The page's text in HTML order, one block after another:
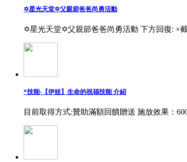
✡星光天堂✡父親節爸爸尚勇活動
✡星光天堂✡父親節爸爸尚勇活動 下方回復: ×
*技能-【伊娃】生命的祝福技能 介紹
目前取得方式:贊助滿額回饋贈送 施放效果：